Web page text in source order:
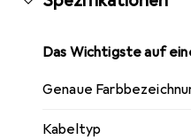
Das Wichtigste auf
Genaue
Kabeltyp